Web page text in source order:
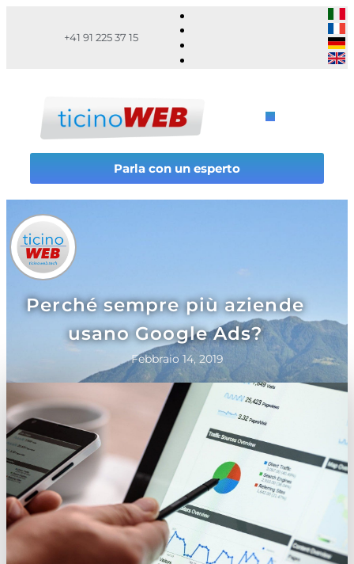
+41 91 225 37 15
Parla con un esperto
Perché sempre più aziende
usano Google Ads?
Febbraio 14, 2019